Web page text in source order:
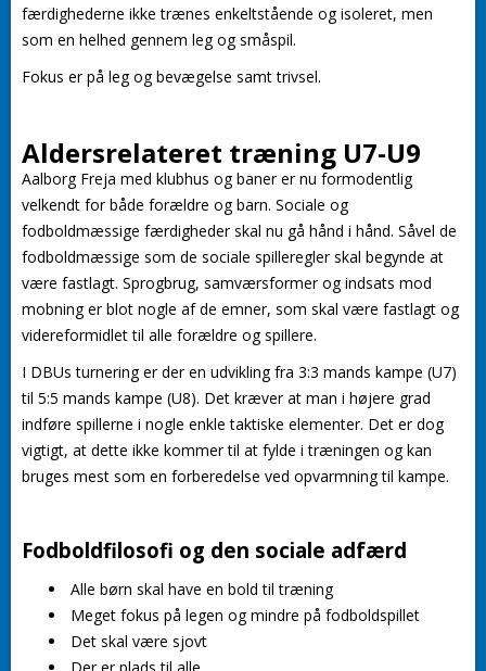
færdighederne ikke trænes enkeltstående og isoleret, men
som en helhed gennem leg og småspil.
Fokus er på leg og bevægelse samt trivsel.
Aldersrelateret træning U7-U9
Aalborg Freja med klubhus og baner er nu formodentlig
velkendt for både forældre og barn. Sociale og
fodboldmæssige færdigheder skal nu gå hånd i hånd. Såvel de
fodboldmæssige som de sociale spilleregler skal begynde at
være fastlagt. Sprogbrug, samværsformer og indsats mod
mobning er blot nogle af de emner, som skal være fastlagt og
videreformidlet til alle forældre og spillere.
I DBUs turnering er der en udvikling fra 3:3 mands kampe (U7)
til 5:5 mands kampe (U8). Det kræver at man i højere grad
indføre spillerne i nogle enkle taktiske elementer. Det er dog
vigtigt, at dette ikke kommer til at fylde i træningen og kan
bruges mest som en forberedelse ved opvarmning til kampe.
Fodboldfilosofi og den sociale adfærd
Alle børn skal have en bold til træning
Meget fokus på legen og mindre på fodboldspillet
Det skal være sjovt